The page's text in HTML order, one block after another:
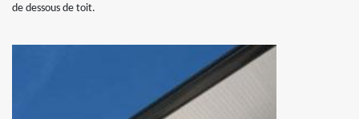
de dessous de toit.